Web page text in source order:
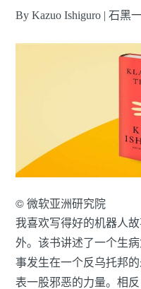
By Kazuo Ishiguro | 石黑
© 微软亚洲研究院
我喜欢写得好的机器人
外。该书讲述了一个生
事发生在一个反乌托邦
表一股邪恶的力量。相